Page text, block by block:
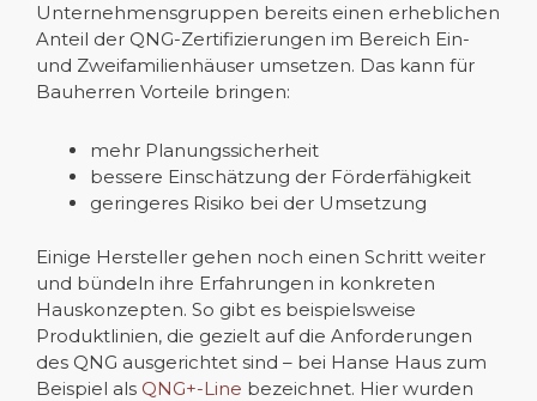
Unternehmensgruppen bereits einen erheblichen
Anteil der QNG-Zertifizierungen im Bereich Ein-
und Zweifamilienhäuser umsetzen. Das kann für
Bauherren Vorteile bringen:
mehr Planungssicherheit
bessere Einschätzung der Förderfähigkeit
geringeres Risiko bei der Umsetzung
Einige Hersteller gehen noch einen Schritt weiter
und bündeln ihre Erfahrungen in konkreten
Hauskonzepten. So gibt es beispielsweise
Produktlinien, die gezielt auf die Anforderungen
des QNG ausgerichtet sind – bei Hanse Haus zum
Beispiel als QNG+-Line bezeichnet. Hier wurden